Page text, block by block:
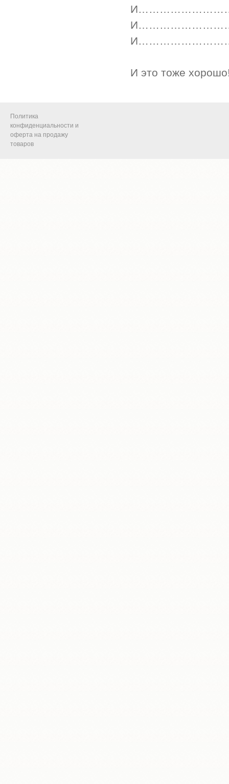
И это тоже
Политика
конфиденциальности и
оферта на продажу
товаров